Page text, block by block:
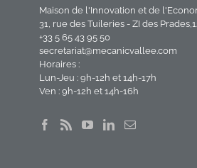
Maison de l'Innovation et de
31, rue des Tuileries - ZI des
+33 5 65 43 95 50
secretariat@mecanicvallee.com
Horaires :
Lun-Jeu : 9h-12h et 14h-17h
Ven : 9h-12h et 14h-16h